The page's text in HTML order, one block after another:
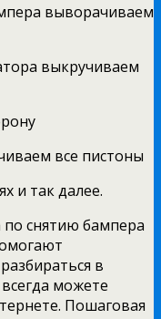
выворачиваем
выкручиваем
все пистоны
и так далее.
по снятию бампера
в
можете
Пошаговая